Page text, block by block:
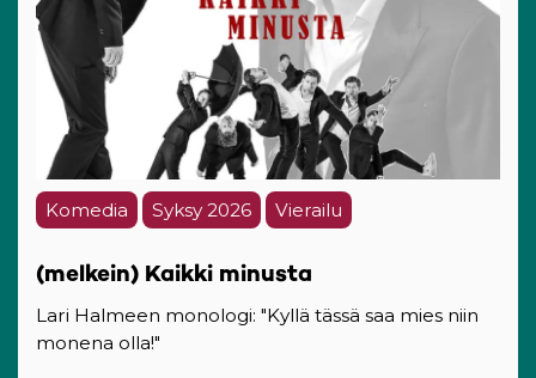
Komedia Syksy 2026 Vierailu
(melkein) Kaikki minusta
Lari Halmeen monologi: "Kyllä tässä saa mies niin
monena olla!"